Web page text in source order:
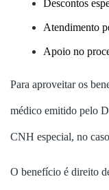
Descontos
Atendimento
Apoio no
Para aproveitar os
médico emitido pelo
CNH especial, no
O benefício é direito